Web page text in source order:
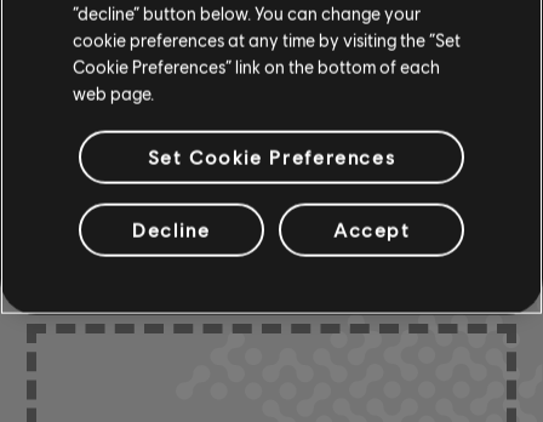
Accords basse ARCHI
ARRANGEMENTS DE LA
COMMUNAUTÉ
“decline” button below. You can change your
cookie preferences at any time by visiting the “Set
Cookie Preferences” link on the bottom of each
web page.
Set Cookie Preferences
Decline Accept